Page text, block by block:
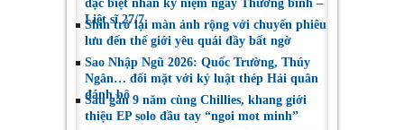
đặc biệt nhân kỷ niệm ngày Thương binh –
Liệt sĩ 27/7
Shin trở lại màn ảnh rộng với chuyến phiêu
lưu đến thế giới yêu quái đầy bất ngờ
Sao Nhập Ngũ 2026: Quốc Trường, Thúy
Ngân… đối mặt với kỷ luật thép Hải quân
đánh bộ
Sau gần 9 năm cùng Chillies, khang giới
thiệu EP solo đầu tay “ngoi mot minh”